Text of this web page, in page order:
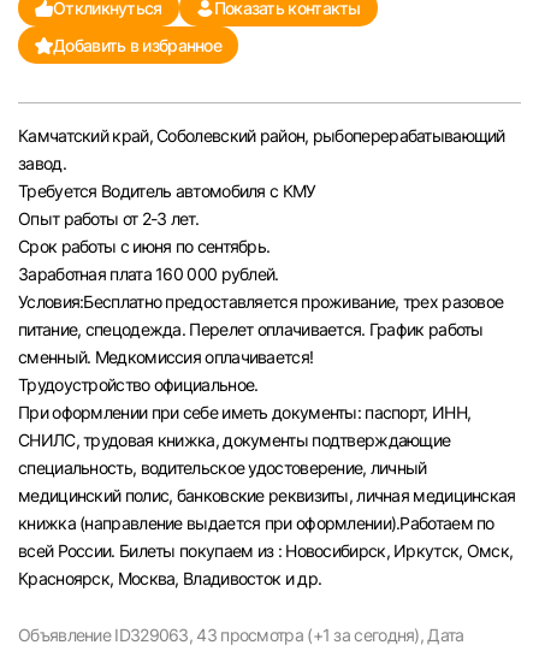
Саратов
Казань
Челябинск
Пермь
Самара
Оренбург
Волгоград
Ульяновск
Курган
Уфа
Откликнуться
Показать контакты
Добавить в избранное
Камчатский край, Соболевский район, рыбоперерабатывающий
завод.
Требуется Водитель автомобиля с КМУ
Опыт работы от 2-3 лет.
Срок работы с июня по сентябрь.
Заработная плата 160 000 рублей.
Условия:Бесплатно предоставляется проживание, трех разовое
питание, спецодежда. Перелет оплачивается. График работы
сменный. Медкомиссия оплачивается!
Трудоустройство официальное.
При оформлении при себе иметь документы: паспорт, ИНН,
СНИЛС, трудовая книжка, документы подтверждающие
специальность, водительское удостоверение, личный
медицинский полис, банковские реквизиты, личная медицинская
книжка (направление выдается при оформлении).Работаем по
всей России. Билеты покупаем из : Новосибирск, Иркутск, Омск,
Красноярск, Москва, Владивосток и др.
Объявление ID329063, 43 просмотра (+1 за сегодня), Дата